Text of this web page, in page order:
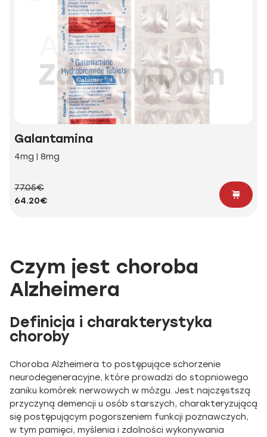
Galantamina
4mg | 8mg
77.05€
64.20€
Czym jest choroba
Alzheimera
Definicja i charakterystyka
choroby
Choroba Alzheimera to postępujące schorzenie
neurodegeneracyjne, które prowadzi do stopniowego
zaniku komórek nerwowych w mózgu. Jest najczęstszą
przyczyną demencji u osób starszych, charakteryzującą
się postępującym pogorszeniem funkcji poznawczych,
w tym pamięci, myślenia i zdolności wykonywania